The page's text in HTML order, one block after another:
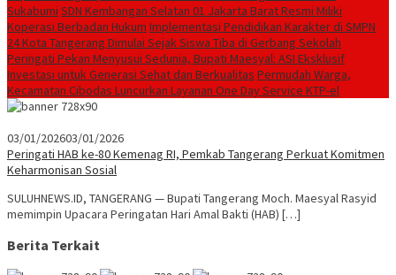
Sukabumi SDN Kembangan Selatan 01 Jakarta Barat Resmi Miliki
Koperasi Berbadan Hukum Implementasi Pendidikan Karakter di SMPN
24 Kota Tangerang Dimulai Sejak Siswa Tiba di Gerbang Sekolah
Peringati Pekan Menyusui Sedunia, Bupati Maesyal: ASI Eksklusif
Investasi untuk Generasi Sehat dan Berkualitas Permudah Warga,
Kecamatan Cibodas Luncurkan Layanan One Day Service KTP-el
03/01/202603/01/2026
Peringati HAB ke-80 Kemenag RI, Pemkab Tangerang Perkuat Komitmen
Keharmonisan Sosial
SULUHNEWS.ID, TANGERANG — Bupati Tangerang Moch. Maesyal Rasyid
memimpin Upacara Peringatan Hari Amal Bakti (HAB) […]
Berita Terkait